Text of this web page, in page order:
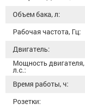
Объем бака, л:
Рабочая частота, Гц:
Двигатель:
Мощность двигателя,
л.с.:
Время работы, ч:
Розетки: